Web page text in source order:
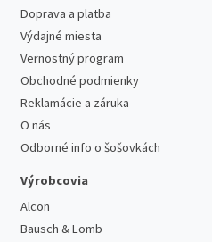
Doprava a platba
Výdajné miesta
Vernostný program
Obchodné podmienky
Reklamácie a záruka
O nás
Odborné info o šošovkách
Výrobcovia
Alcon
Bausch & Lomb